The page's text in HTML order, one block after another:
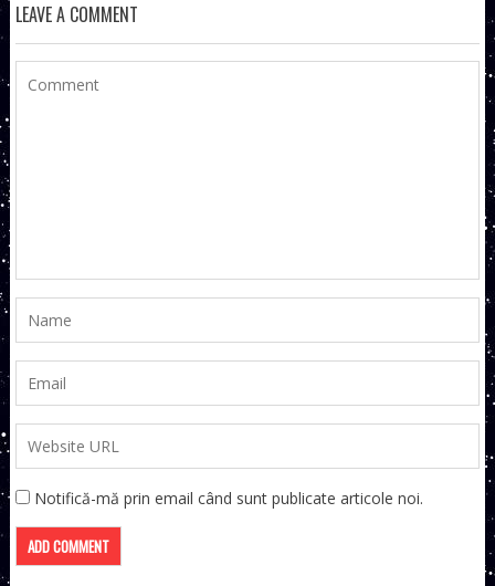
LEAVE A COMMENT
Notifică-mă prin email când sunt publicate articole noi.